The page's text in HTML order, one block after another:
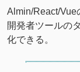
Almin/React/Vue
開発者ツールの
化できる。